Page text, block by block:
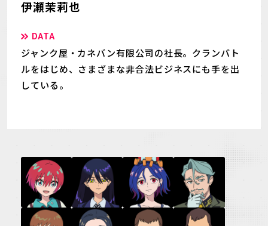
伊瀬茉莉也
DATA
ジャンク屋・カネバン有限公司の社長。クランバト
ルをはじめ、さまざまな非合法ビジネスにも手を出
している。